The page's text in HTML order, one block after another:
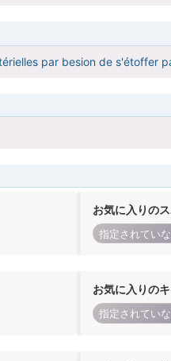
par besion de s'étoffer
お気に入りの
指定されてい
お気に入りの
指定されてい